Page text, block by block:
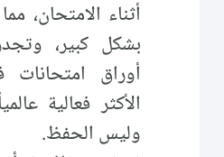
أثناء الامتحان،
بشكل كبير،
أوراق
الأكثر فعالية
وليس الحفظ.